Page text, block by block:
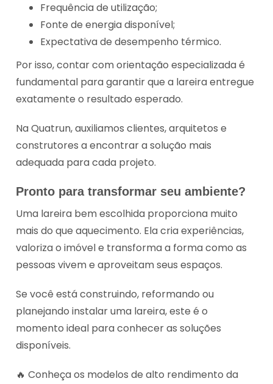
Frequência de utilização;
Fonte de energia disponível;
Expectativa de desempenho térmico.
Por isso, contar com orientação especializada é
fundamental para garantir que a lareira entregue
exatamente o resultado esperado.
Na Quatrun, auxiliamos clientes, arquitetos e
construtores a encontrar a solução mais
adequada para cada projeto.
Pronto para transformar seu ambiente?
Uma lareira bem escolhida proporciona muito
mais do que aquecimento. Ela cria experiências,
valoriza o imóvel e transforma a forma como as
pessoas vivem e aproveitam seus espaços.
Se você está construindo, reformando ou
planejando instalar uma lareira, este é o
momento ideal para conhecer as soluções
disponíveis.
🔥 Conheça os modelos de alto rendimento da